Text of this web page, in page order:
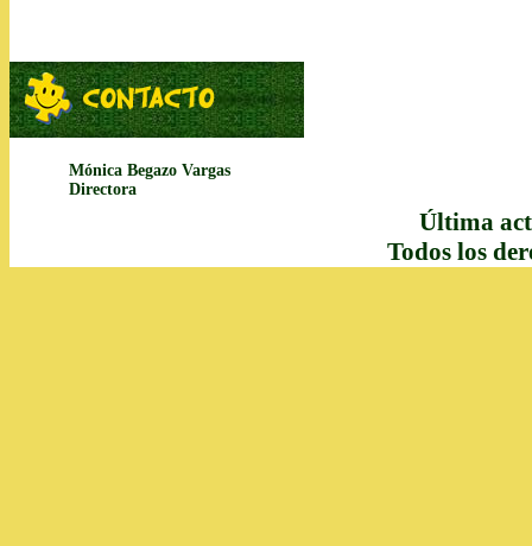
Mónica Begazo Vargas
Directora
Última
Todos los